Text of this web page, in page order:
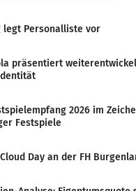
legt Personalliste vor
präsentiert
2026 im
Festspiele
Day an der FH